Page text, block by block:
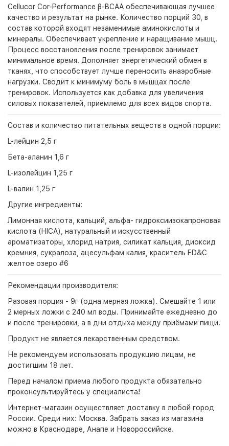
Cellucor Cor-Performance β-BCAA обеспечивающая лучшее
качество и результат на рынке. Количество порций 30, в
состав которой входят незаменимые аминокислоты и
минералы. Обеспечивает укрепление и наращивание мышц.
Процесс восстановления после тренировок занимает
минимальное время. Дополняет энергетический обмен в
тканях, что способствует лучше переносить анаэробные
нагрузки. Сводит к минимуму боль в мышцах после
тренировок. Используется как добавка для увеличения
силовых показателей, приемлемо для всех видов спорта.
Состав и количество питательных веществ в одной порции:
L-лейцин 2,5 г
Бета-аланин 1,6 г
L-изолейцин 1,25 г
L-валин 1,25 г
Другие ингредиенты:
Лимонная кислота, кальций, альфа- гидроксиизокапроновая
кислота (HICA), натуральный и искусственный
ароматизаторы, хлорид натрия, силикат кальция, диоксид
кремния, сукралоза, ацесульфам калия, краситель FD&C
желтое озеро #6
Рекомендации производителя:
Разовая порция - 9г (одна мерная ложка). Смешайте 1 или
2 мерных ложки с 240 мл воды. Принимайте ежедневно до
и после тренировки, а в дни отдыха между приёмами пищи.
Продукт не является лекарственным средством.
Не рекомендуем использовать продукцию лицам, не
достигшим 18 лет.
Перед началом приема любого продукта обязательно
проконсультируйтесь у специалиста!
Интернет-магазин осуществляет доставку в любой город
России. Среди них: Москва. Забрать заказ из магазина
можно в Краснодаре, Анапе и Новороссийске.